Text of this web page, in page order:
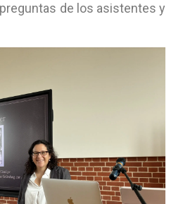
de los asistentes y